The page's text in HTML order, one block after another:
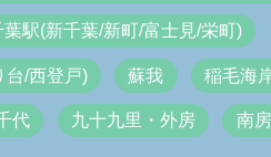
葉駅(新千葉/新町/富士見/栄町)
台/西登戸) 蘇我 稲毛海
代 九十九里・外房 南